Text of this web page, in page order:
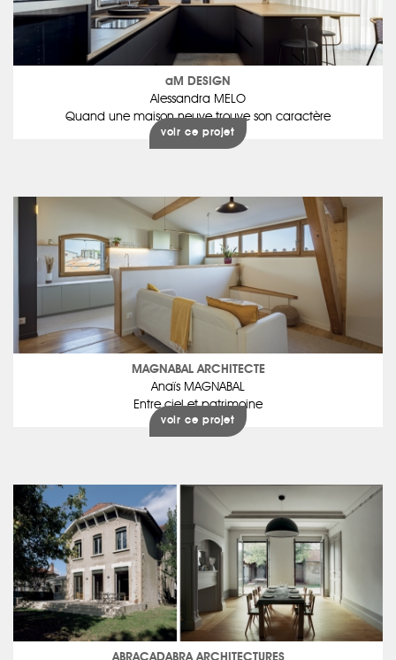
aM DESIGN
Alessandra MELO
Quand une maison neuve trouve son caractère
voir ce projet
MAGNABAL ARCHITECTE
Anaïs MAGNABAL
Entre ciel et patrimoine
voir ce projet